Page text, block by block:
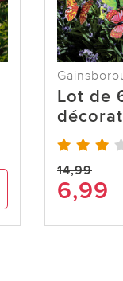
Lot de
14,99
6,99